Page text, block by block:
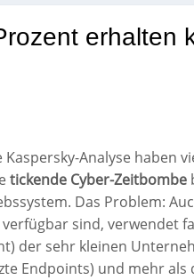
erhalten
Analyse haben
tickende Cyber-Zeitbombe
Das Problem:
sind, verwendet
der sehr kleinen
Endpoints) und mehr als